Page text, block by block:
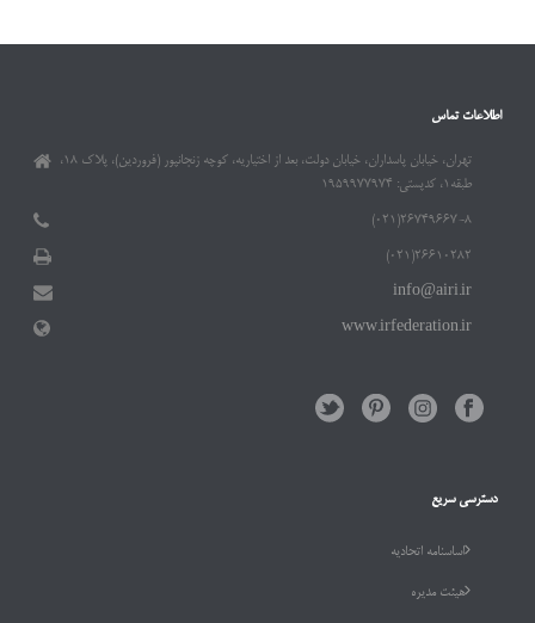
اطلاعات تماس
تهران، خیابان پاسداران، خیابان دولت، بعد از اختیاریه، کوچه زنجانپور (فروردین)، پلاک ۱۸،
طبقه۱، کدپستی: ۱۹۵۹۹۷۷۹۷۴
۲۶۷۴۹۶۶۷-۸(۰۲۱)
۲۶۶۱۰۲۸۲(۰۲۱)
info@airi.ir
www.irfederation.ir
دسترسی سریع
اساسنامه اتحادیه
هیئت مدیره